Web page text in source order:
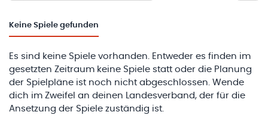
Keine Spiele gefunden
Es sind keine Spiele vorhanden. Entweder es finden im
gesetzten Zeitraum keine Spiele statt oder die Planung
der Spielpläne ist noch nicht abgeschlossen. Wende
dich im Zweifel an deinen Landesverband, der für die
Ansetzung der Spiele zuständig ist.